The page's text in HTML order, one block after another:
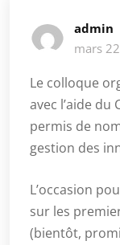
admin
mars
Le colloque
avec l’aide du
permis de
gestion des
L’occasion
sur les
(bientôt,